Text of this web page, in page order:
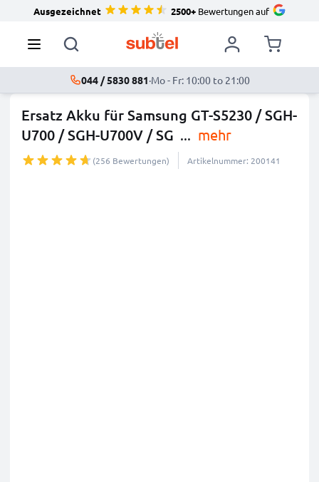
Ausgezeichnet 2500+Bewertungen auf
044 / 5830 881·Mo - Fr: 10:00 to 21:00
Ersatz Akku für Samsung GT-S5230 / SGH-
U700 / SGH-U700V / SG ... mehr
(256 Bewertungen) Artikelnummer: 200141